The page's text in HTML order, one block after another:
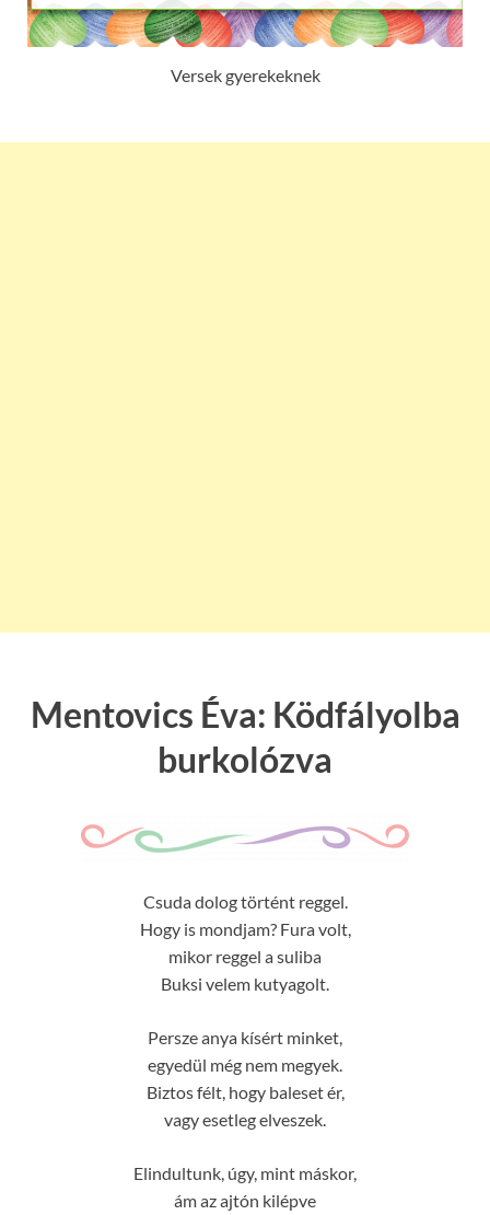
Versek gyerekeknek
Mentovics Éva: Ködfályolba
burkolózva
Csuda dolog történt reggel.
Hogy is mondjam? Fura volt,
mikor reggel a suliba
Buksi velem kutyagolt.
Persze anya kísért minket,
egyedül még nem megyek.
Biztos félt, hogy baleset ér,
vagy esetleg elveszek.
Elindultunk, úgy, mint máskor,
ám az ajtón kilépve